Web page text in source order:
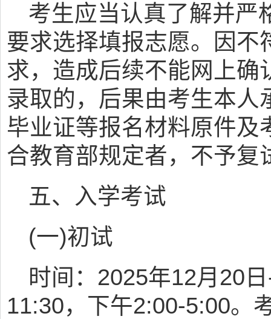
考生应当认真了解并严
要求选择填报志愿。因不
求，造成后续不能网上确
录取的，后果由考生本人
毕业证等报名材料原件及
合教育部规定者，不予复
五、入学考试
(一)初试
时间：2025年12月20
11:30，下午2:00-5:00。